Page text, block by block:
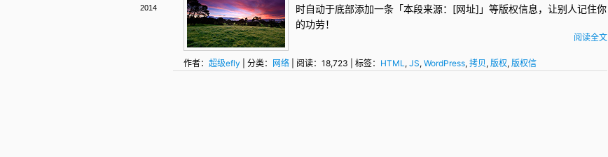
2014
时自动于底部添加一条「本段来源：[网址]」等版权信息，让别人记住你
的功劳！
阅读全文
作者： 超级efly | 分类： 网络 | 阅读：18,723 | 标签： HTML, JS, WordPress, 拷贝, 版权, 版权信